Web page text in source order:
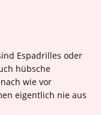
Espadrilles oder
hübsche
wie vor
eigentlich nie aus